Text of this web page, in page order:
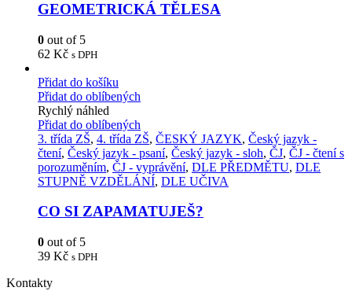
GEOMETRICKÁ TĚLESA
0 out of 5
62 Kč s DPH
Přidat do košíku
Přidat do oblíbených
Rychlý náhled
Přidat do oblíbených
3. třída ZŠ, 4. třída ZŠ, ČESKÝ JAZYK, Český jazyk -
čtení, Český jazyk - psaní, Český jazyk - sloh, ČJ, ČJ - čtení s
porozuměním, ČJ - vyprávění, DLE PŘEDMĚTU, DLE
STUPNĚ VZDĚLÁNÍ, DLE UČIVA
CO SI ZAPAMATUJEŠ?
0 out of 5
39 Kč s DPH
Kontakty